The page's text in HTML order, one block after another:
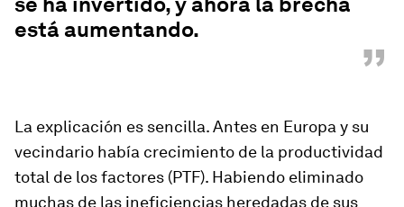
está aumentando.
”
La explicación es sencilla. Antes en Europa y su
vecindario había crecimiento de la productividad
total de los factores (PTF). Habiendo eliminado
muchas de las ineficiencias heredadas de sus